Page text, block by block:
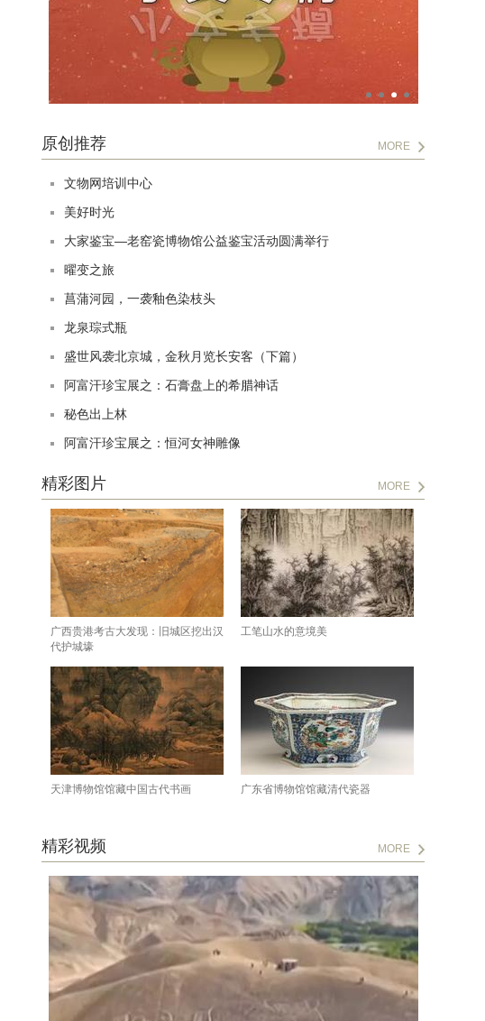
原创推荐 MORE
文物网培训中心
美好时光
大家鉴宝—老窑瓷博物馆公益鉴宝活动圆满举行
曜变之旅
菖蒲河园，一袭釉色染枝头
龙泉琮式瓶
盛世风袭北京城，金秋月览长安客（下篇）
阿富汗珍宝展之：石膏盘上的希腊神话
秘色出上林
阿富汗珍宝展之：恒河女神雕像
精彩图片 MORE
广西贵港考古大发现：旧城区挖出汉
代护城壕
工笔山水的意境美
天津博物馆馆藏中国古代书画 广东省博物馆馆藏清代瓷器
精彩视频 MORE